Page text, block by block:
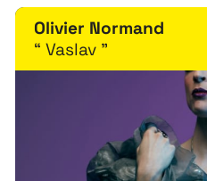
Olivier Normand
“ Vaslav ”